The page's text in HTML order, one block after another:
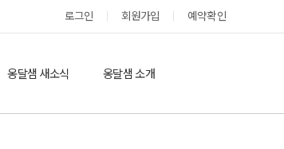
로그인 회원가입 예약확인
옹달샘 새소식 옹달샘 소개
옹달샘 스테이 예약